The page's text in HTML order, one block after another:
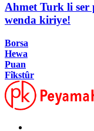
Ahmet Turk li ser
wenda kiriye!
Borsa
Hewa
Puan
Fîkstûr